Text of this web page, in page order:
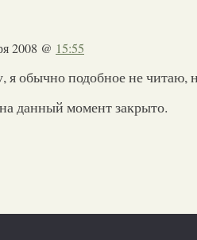
2008 @ 15:55
я обычно подобное не читаю,
данный момент закрыто.